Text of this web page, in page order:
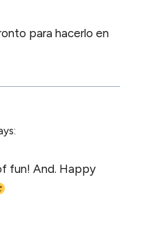
para hacerlo en
fun! And. Happy